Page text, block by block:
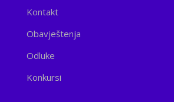
Kontakt
Obavještenja
Odluke
Konkursi